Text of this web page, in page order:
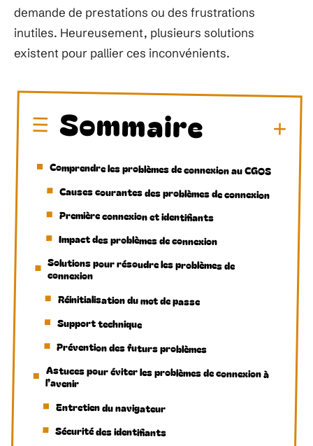
demande de prestations ou des frustrations
inutiles. Heureusement, plusieurs solutions
existent pour pallier ces inconvénients.
Sommaire
Comprendre les problèmes de connexion au CGOS
Causes courantes des problèmes de connexion
Première connexion et identifiants
Impact des problèmes de connexion
Solutions pour résoudre les problèmes de
connexion
Réinitialisation du mot de passe
Support technique
Prévention des futurs problèmes
Astuces pour éviter les problèmes de connexion à
l’avenir
Entretien du navigateur
Sécurité des identifiants